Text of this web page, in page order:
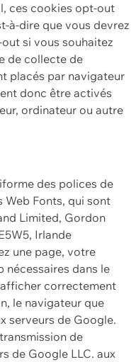
ces cookies opt-out
à-dire que vous devrez
si vous souhaitez
de collecte de
placés par navigateur
donc être activés
ordinateur ou autre
des polices de
Web Fonts, qui sont
Limited, Gordon
Irlande
une page, votre
nécessaires dans le
correctement
le navigateur que
serveurs de Google.
de
de Google LLC. aux